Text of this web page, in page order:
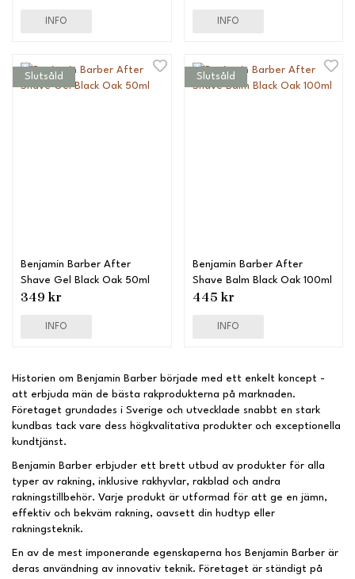
INFO INFO
Slutsåld
Benjamin Barber After
Shave Gel Black Oak 50ml
349 kr
INFO
Slutsåld
Benjamin Barber After
Shave Balm Black Oak 100ml
445 kr
INFO
Historien om Benjamin Barber började med ett enkelt koncept -
att erbjuda män de bästa rakprodukterna på marknaden.
Företaget grundades i Sverige och utvecklade snabbt en stark
kundbas tack vare dess högkvalitativa produkter och exceptionella
kundtjänst.
Benjamin Barber erbjuder ett brett utbud av produkter för alla
typer av rakning, inklusive rakhyvlar, rakblad och andra
rakningstillbehör. Varje produkt är utformad för att ge en jämn,
effektiv och bekväm rakning, oavsett din hudtyp eller
rakningsteknik.
En av de mest imponerande egenskaperna hos Benjamin Barber är
deras användning av innovativ teknik. Företaget är ständigt på